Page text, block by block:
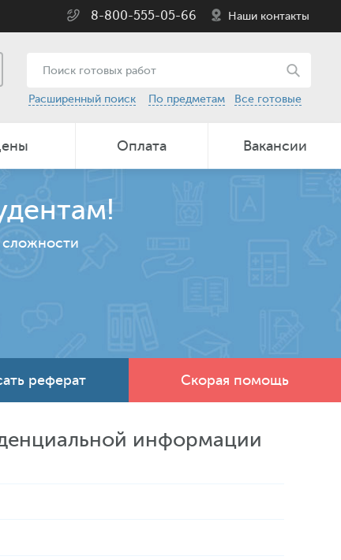
8-800-555-05-66 Наши контакты
Расширенный поиск По предметам Все готовые
Оплата Вакансии
сложности
реферат Скорая помощь
информации